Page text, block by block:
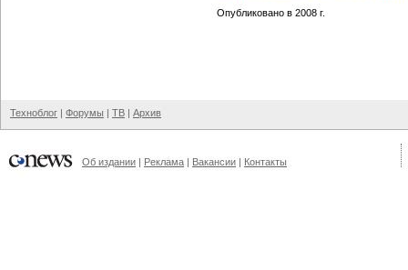
Опубликовано в 2008 г.
Техноблог | Форумы | ТВ | Архив
Об издании | Реклама | Вакансии | Контакты